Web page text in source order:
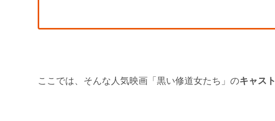
ここでは、そんな人気映画「黒い修道女たち」のキャスト